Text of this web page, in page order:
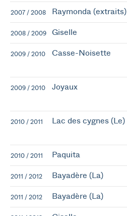
2007 / 2008 Raymonda (extraits)
2008 / 2009 Giselle
2009 / 2010 Casse-Noisette
2009 / 2010 Joyaux
2010 / 2011 Lac des cygnes (Le)
2010 / 2011 Paquita
2011 / 2012 Bayadère (La)
2011 / 2012 Bayadère (La)